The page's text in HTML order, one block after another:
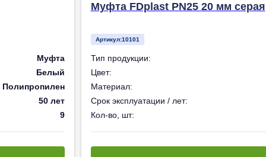
Муфта
Белый
Полипропилен
50 лет
9
Муфта FDplast PN25 20 мм серая
Артикул:10101
Тип продукции:
Цвет:
Материал:
Срок эксплуатации / лет:
Кол-во, шт: